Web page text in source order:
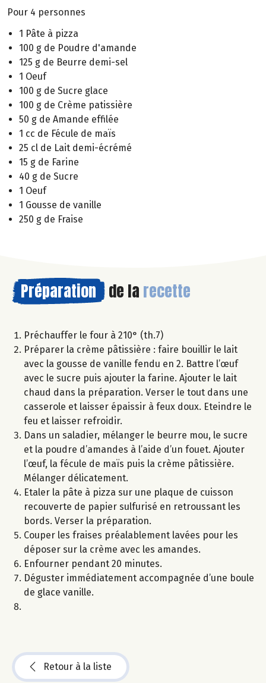
Pour 4 personnes
1 Pâte à pizza
100 g de Poudre d'amande
125 g de Beurre demi-sel
1 Oeuf
100 g de Sucre glace
100 g de Crème patissière
50 g de Amande effilée
1 cc de Fécule de maïs
25 cl de Lait demi-écrémé
15 g de Farine
40 g de Sucre
1 Oeuf
1 Gousse de vanille
250 g de Fraise
Préparation de la recette
Préchauffer le four à 210° (th.7)
Préparer la crème pâtissière : faire bouillir le lait
avec la gousse de vanille fendu en 2. Battre l’œuf
avec le sucre puis ajouter la farine. Ajouter le lait
chaud dans la préparation. Verser le tout dans une
casserole et laisser épaissir à feux doux. Eteindre le
feu et laisser refroidir.
Dans un saladier, mélanger le beurre mou, le sucre
et la poudre d’amandes à l’aide d’un fouet. Ajouter
l’œuf, la fécule de maïs puis la crème pâtissière.
Mélanger délicatement.
Etaler la pâte à pizza sur une plaque de cuisson
recouverte de papier sulfurisé en retroussant les
bords. Verser la préparation.
Couper les fraises préalablement lavées pour les
déposer sur la crème avec les amandes.
Enfourner pendant 20 minutes.
Déguster immédiatement accompagnée d’une boule
de glace vanille.
Retour à la liste